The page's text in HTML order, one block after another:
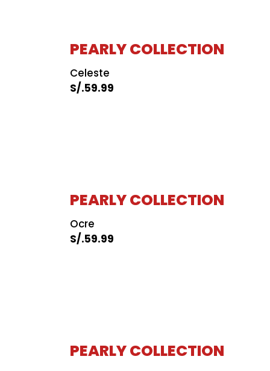
PEARLY COLLECTION
Celeste
S/.59.99
PEARLY COLLECTION
Ocre
S/.59.99
PEARLY COLLECTION